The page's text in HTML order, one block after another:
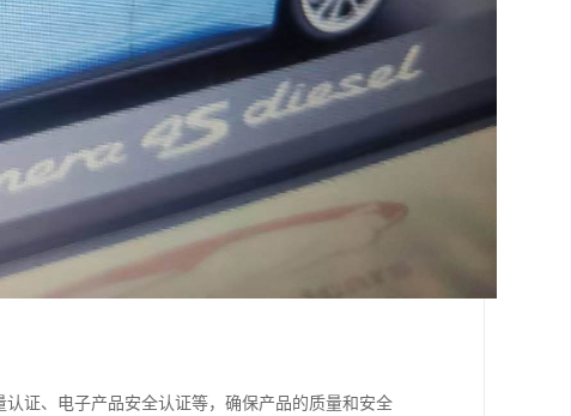
证、电子产品安全认证等，确保产品的质量和安全